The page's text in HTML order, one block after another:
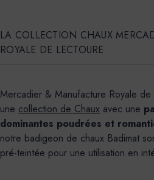
LA COLLECTION CHAUX
ROYALE DE LECTOURE
Mercadier & Manufacture Royale
une collection de Chaux avec une
dominantes poudrées et
notre badigeon de chaux Badimat
pré-teintée pour une utilisation en